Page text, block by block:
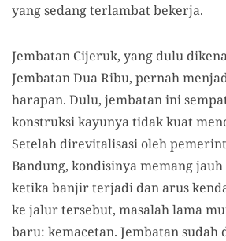
yang sedang terlambat bekerja.
Jembatan Cijeruk, yang dulu
Jembatan Dua Ribu, pernah
harapan. Dulu, jembatan ini
konstruksi kayunya tidak kuat
Setelah direvitalisasi oleh
Bandung, kondisinya memang
ketika banjir terjadi dan arus
ke jalur tersebut, masalah lama
baru: kemacetan. Jembatan